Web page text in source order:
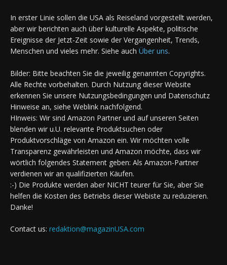
In erster Linie sollen die USA als Reiseland vorgestellt werden,
aber wir berichten auch über kulturelle Aspekte, politische
Ereignisse der Jetzt-Zeit sowie der Vergangenheit, Trends,
Menschen und vieles mehr. Siehe auch Über uns.
Bilder: Bitte beachten Sie die jeweilig genannten Copyrights.
Alle Rechte vorbehalten. Durch Nutzung dieser Website
erkennen Sie unsere Nutzungsbedingungen und Datenschutz
Hinweise an, siehe Weblink nachfolgend.
HInweis: Wir sind Amazon Partner und auf unseren Seiten
blenden wir u.U. relevante Produktsuchen oder
Produktvorschläge von Amazon ein. Wir möchten volle
Transparenz gewährleisten und Amazon möchte, dass wir
wörtlich folgendes Statement geben: Als Amazon-Partner
verdienen wir an qualifizierten Käufen.
:-) Die Produkte werden aber NICHT teurer für Sie, aber Sie
helfen die Kosten des Betriebs dieser Webiste zu reduzieren.
Danke!
Contact us: redaktion@magazinUSA.com